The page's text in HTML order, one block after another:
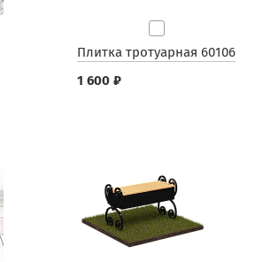
Плитка тротуарная 60106
1 600 ₽